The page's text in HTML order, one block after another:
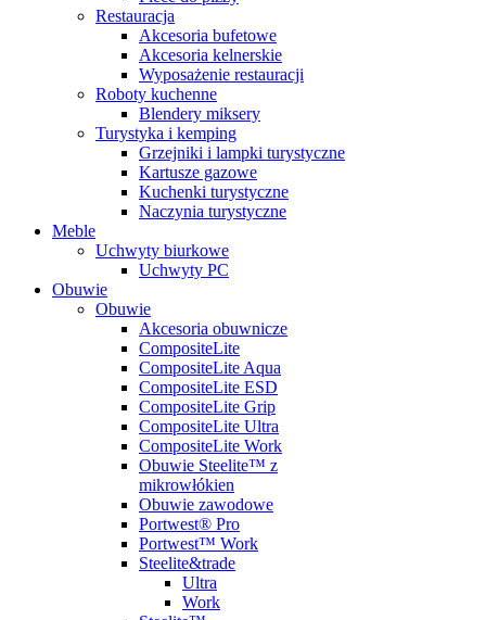
Restauracja
Akcesoria bufetowe
Akcesoria kelnerskie
Wyposażenie restauracji
Roboty kuchenne
Blendery miksery
Turystyka i kemping
Grzejniki i lampki turystyczne
Kartusze gazowe
Kuchenki turystyczne
Naczynia turystyczne
Meble
Uchwyty biurkowe
Uchwyty PC
Obuwie
Obuwie
Akcesoria obuwnicze
CompositeLite
CompositeLite Aqua
CompositeLite ESD
CompositeLite Grip
CompositeLite Ultra
CompositeLite Work
Obuwie Steelite™ z
mikrowłókien
Obuwie zawodowe
Portwest® Pro
Portwest™ Work
Steelite&trade
Ultra
Work